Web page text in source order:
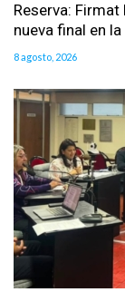
Reserva: Firmat
nueva final en
8 agosto, 2026